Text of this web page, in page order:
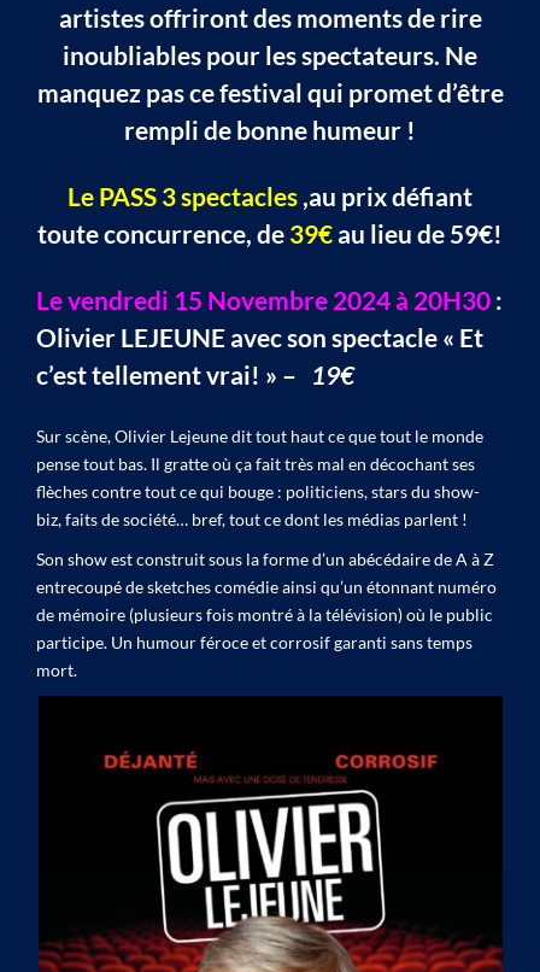
artistes offriront des moments de rire
inoubliables pour les spectateurs. Ne
manquez pas ce festival qui promet d’être
rempli de bonne humeur !
Le PASS 3 spectacles ,au prix défiant
toute concurrence, de 39€au lieu de 59€!
Le vendredi 15 Novembre 2024 à 20H30 :
Olivier LEJEUNE avec son spectacle « Et
c’est tellement vrai! » – 19€
Sur scène, Olivier Lejeune dit tout haut ce que tout le monde
pense tout bas. Il gratte où ça fait très mal en décochant ses
flèches contre tout ce qui bouge : politiciens, stars du show-
biz, faits de société… bref, tout ce dont les médias parlent !
Son show est construit sous la forme d’un abécédaire de A à Z
entrecoupé de sketches comédie ainsi qu’un étonnant numéro
de mémoire (plusieurs fois montré à la télévision) où le public
participe. Un humour féroce et corrosif garanti sans temps
mort.